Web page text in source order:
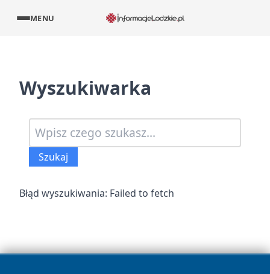
MENU
Wyszukiwarka
Wyszukaj artykuły
Szukaj
Błąd wyszukiwania: Failed to fetch